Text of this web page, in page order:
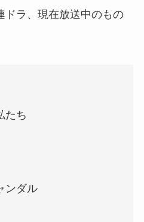
ドラ、現在放送中のもの
たち
ンダル